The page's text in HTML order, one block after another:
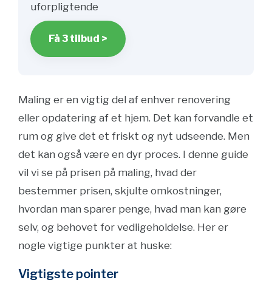
uforpligtende
Få 3 tilbud >
Maling er en vigtig del af enhver renovering
eller opdatering af et hjem. Det kan forvandle et
rum og give det et friskt og nyt udseende. Men
det kan også være en dyr proces. I denne guide
vil vi se på prisen på maling, hvad der
bestemmer prisen, skjulte omkostninger,
hvordan man sparer penge, hvad man kan gøre
selv, og behovet for vedligeholdelse. Her er
nogle vigtige punkter at huske:
Vigtigste pointer